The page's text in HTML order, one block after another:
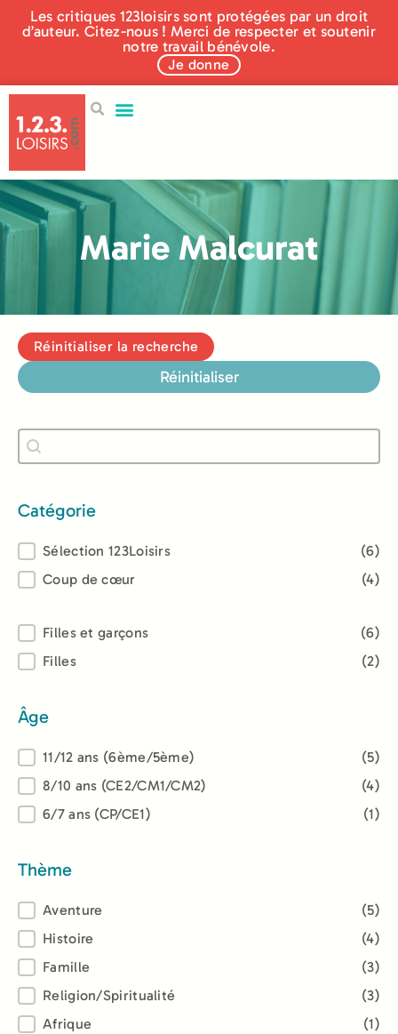
Les critiques 123loisirs sont protégées par un droit
d’auteur. Citez-nous ! Merci de respecter et soutenir
notre travail bénévole.
Je donne
Marie Malcurat
Réinitialiser la recherche
Réinitialiser
Recherche
Rechercher
Catégorie
Catégorie
Sélection 123Loisirs
(6)
Coup de cœur
(4)
Lectorat
Filles et garçons
(6)
Filles
(2)
Âge
Âge11/12 ans (6ème/5ème)
(5)
8/10 ans (CE2/CM1/CM2)
(4)
6/7 ans (CP/CE1)
(1)
Thème
Thème
Aventure
(5)
Histoire
(4)
Famille
(3)
Religion/Spiritualité
(3)
Afrique
(1)